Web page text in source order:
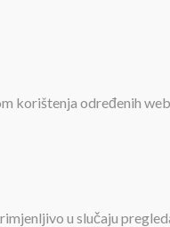
korištenja određenih
u slučaju